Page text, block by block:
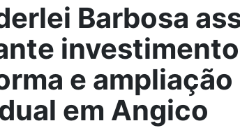
Barbosa
e
em Angico